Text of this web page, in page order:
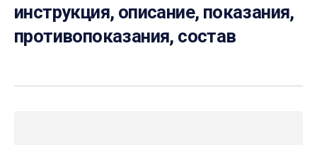
инструкция, описание, показания,
противопоказания, состав